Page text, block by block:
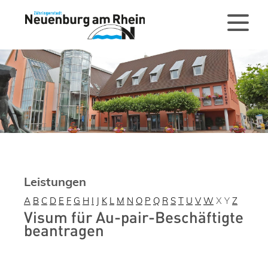
Leistungen
A B C D E F G H I J K L M N O P Q R S T U V W X Y Z
Visum für Au-pair-Beschäftigte
beantragen